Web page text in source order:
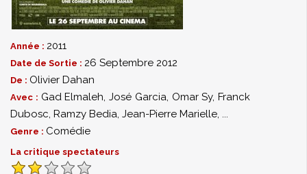
Année : 2011
Date de Sortie : 26 Septembre 2012
De : Olivier Dahan
Avec : Gad Elmaleh, José Garcia, Omar Sy, Franck
Dubosc, Ramzy Bedia, Jean-Pierre Marielle, ...
Genre : Comédie
La critique spectateurs